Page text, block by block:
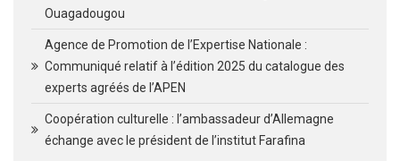
Ouagadougou
Agence de Promotion de l’Expertise Nationale :
Communiqué relatif à l’édition 2025 du catalogue des
experts agréés de l’APEN
Coopération culturelle : l’ambassadeur d’Allemagne
échange avec le président de l’institut Farafina